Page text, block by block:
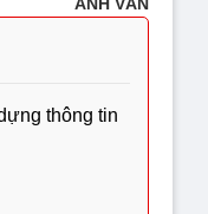
thông tin